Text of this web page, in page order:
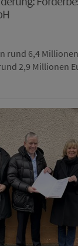
rund 6,4
2,9 Millionen